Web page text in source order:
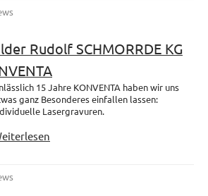
Rudolf SCHMORRDE KG
15 Jahre KONVENTA haben wir uns
ganz Besonderes einfallen lassen:
Lasergravuren.